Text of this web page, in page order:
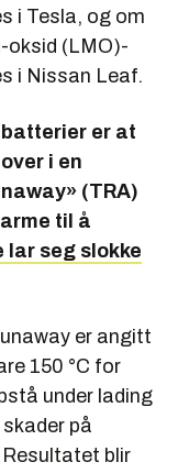
i Tesla, og om
oksid (LMO)-
i Nissan Leaf.
er at
i en
(TRA)
til å
lar seg slokke
er angitt
150 °C for
under lading
på
blir